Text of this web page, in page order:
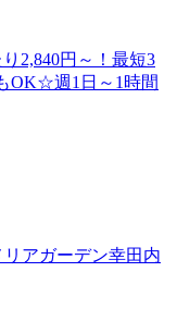
2,840円～！最短3
OK☆週1日～1時間
アガーデン幸田内